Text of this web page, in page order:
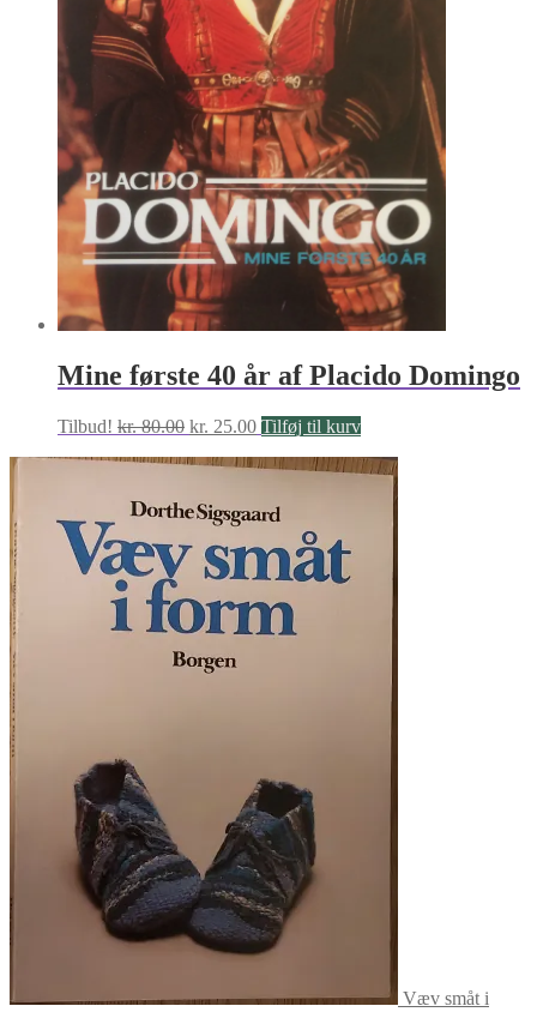
Mine første 40 år af Placido Domingo
Tilbud! kr.80.00 Den
pris
kr. 80.00.
kr. 25.00Den
pris
kr. 25.00.
Tilføj til kurv
Væv småt i